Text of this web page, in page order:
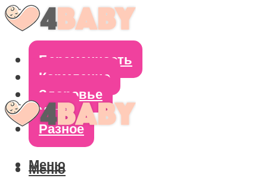
Беременность
Кормление
Здоровье
Уход
Разное
Меню
Меню